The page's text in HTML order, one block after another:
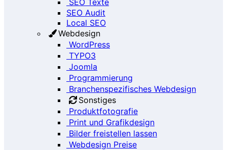
SEO Audit
Local SEO
Webdesign
WordPress
TYPO3
Joomla
Programmierung
Branchenspezifisches Webdesign
Sonstiges
Produktfotografie
Print und Grafikdesign
Bilder freistellen lassen
Webdesign Preise